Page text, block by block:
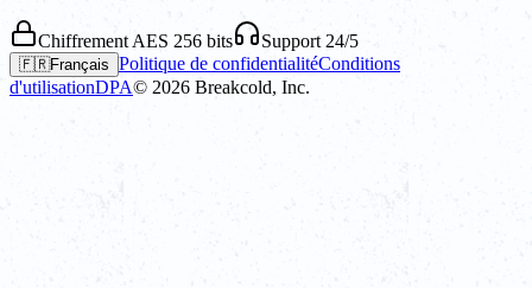
Chiffrement AES 256 bits Support 24/5
🇫🇷Français Politique de confidentialitéConditions
d'utilisationDPA© 2026 Breakcold, Inc.